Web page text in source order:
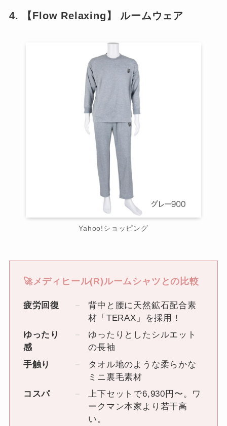
4. 【Flow Relaxing】 ルームウェア
Yahoo!ショッピング
🚀メディヒール(R)ルームシャツとの比較
疲労回復
背中と腰に天然鉱石配合素
材「TERAX」を採用！
ゆったり
感
ゆったりとしたシルエット
の長袖
手触り
タオル地のような柔らかな
ミニ裏毛素材
コスパ
上下セットで6,930円〜。ワ
ークマン本家より若干高
い。